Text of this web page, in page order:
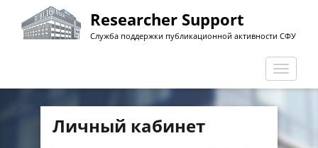
Перейти
основному
Researcher Support
Служба поддержки публикационной активности СФУ
Личный кабинет